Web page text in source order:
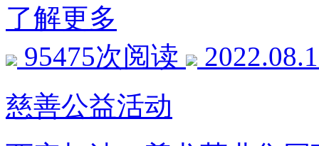
了解更多
95475次阅读
慈善公益活动